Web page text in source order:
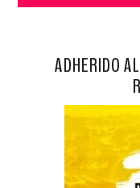
ADHERIDO